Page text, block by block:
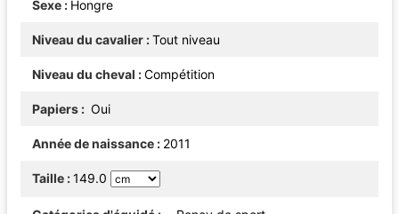
Sexe Hongre
Niveau du cavalier Tout niveau
Niveau du cheval Compétition
Papiers Oui
Année de naissance 2011
Taille 149.0